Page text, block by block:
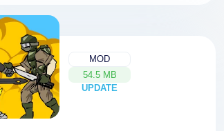
MOD
54.5 MB
UPDATE
NEW